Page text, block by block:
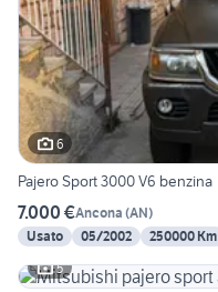
6
Pajero Sport 3000 V6 benzina
7.000 €Ancona (AN)
Usato
05/2002 250000 Km
5